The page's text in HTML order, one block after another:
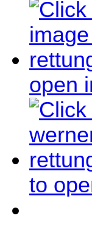
open
to